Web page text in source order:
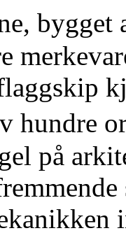
hundre
på